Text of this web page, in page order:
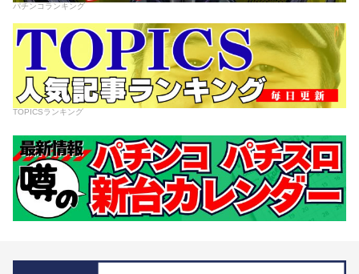
パチンコランキング
TOPICSランキング